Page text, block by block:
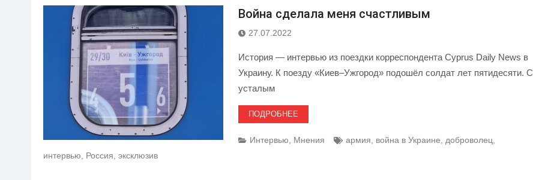
Война сделала меня счастливым
27.07.2022
История — интервью из поездки корреспондента Cyprus Daily News в
Украину. К поезду «Киев–Ужгород» подошёл солдат лет пятидесяти. С
усталым
ПОДРОБНЕЕ
Интервью Мнения армия война в Украине доброволец
интервью
Россия эксклюзив